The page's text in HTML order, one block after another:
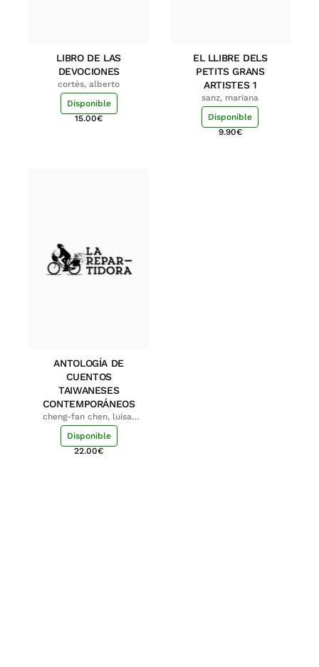
LIBRO DE LAS
DEVOCIONES
cortés, alberto
Disponible
15.00€
EL LLIBRE DELS
PETITS GRANS
ARTISTES 1
sanz, mariana
Disponible
9.90€
ANTOLOGÍA DE
CUENTOS
TAIWANESES
CONTEMPORÁNEOS
cheng-fan chen, luisa;
shu-ying chang, luisa
Disponible
22.00€